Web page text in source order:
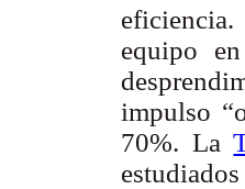
equipo
impulso
70%. La